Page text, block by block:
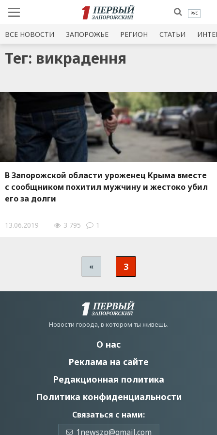
РУС
ВСЕ НОВОСТИ ЗАПОРОЖЬЕ РЕГИОН СТАТЬИ
Тег: викрадення
В Запорожской области уроженец Крыма вместе
с сообщником похитил мужчину и жестоко убил
его за долги
13.06.2019 3 795 1
« 3
Новости города, в котором ты живешь.
О нас
Реклама на сайте
Редакционная политика
Политика конфиденциальности
Связаться с нами:
1newszp@gmail.com